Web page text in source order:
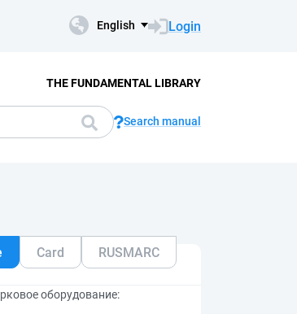
English Login
THE FUNDAMENTAL LIBRARY
Search manual
Card RUSMARC
оборудование: